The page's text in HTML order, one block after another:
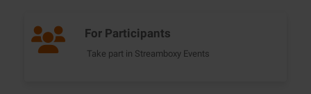
For Participants
Take part in Streamboxy Events